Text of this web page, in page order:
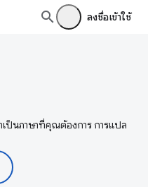
ลงชื่อเข้าใช้
เป็นภาษาที่คุณต้องการ การแปล